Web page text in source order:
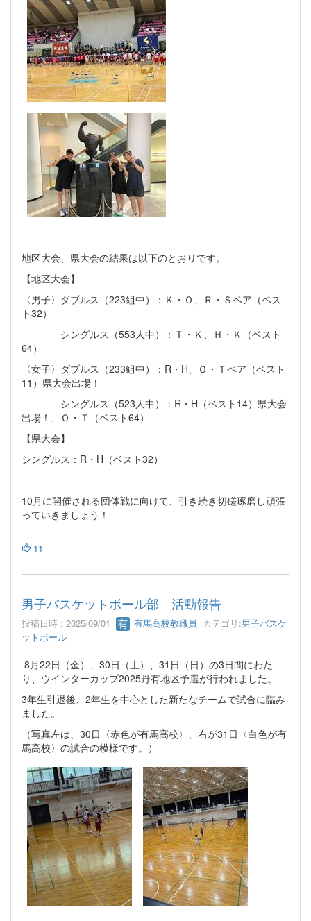
地区大会、県大会の結果は以下のとおりです。
【地区大会】
〈男子〉ダブルス（223組中）：Ｋ・Ｏ、Ｒ・Ｓペア（ベス
ト32）
シングルス（553人中）：Ｔ・Ｋ、Ｈ・Ｋ（ベスト
64）
〈女子〉ダブルス（233組中）：R・H、Ｏ・Ｔペア（ベスト
11）県大会出場！
シングルス（523人中）：R・H（ベスト14）県大会
出場！、Ｏ・Ｔ（ベスト64）
【県大会】
シングルス：R・H（ベスト32）
10月に開催される団体戦に向けて、引き続き切磋琢磨し頑張
っていきましょう！
11
男子バスケットボール部 活動報告
投稿日時 : 2025/09/01 有馬高校教職員 カテゴリ:男子バスケ
ットボール
8月22日（金）、30日（土）、31日（日）の3日間にわた
り、ウインターカップ2025丹有地区予選が行われました。
3年生引退後、2年生を中心とした新たなチームで試合に臨み
ました。
（写真左は、30日〈赤色が有馬高校〉、右が31日〈白色が有
馬高校〉の試合の模様です。）